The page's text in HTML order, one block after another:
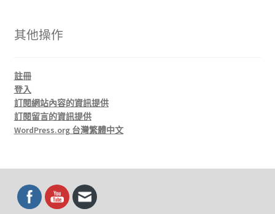
其他操作
註冊
登入
訂閱網站內容的資訊提供
訂閱留言的資訊提供
WordPress.org 台灣繁體中文